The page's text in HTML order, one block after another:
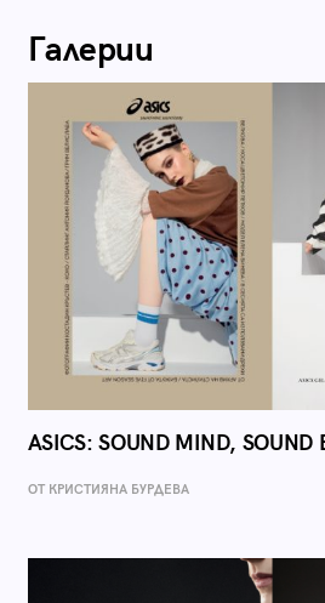
Галерии
ASICS: SOUND MIND, SOUND
ОТ КРИСТИЯНА БУРДЕВА